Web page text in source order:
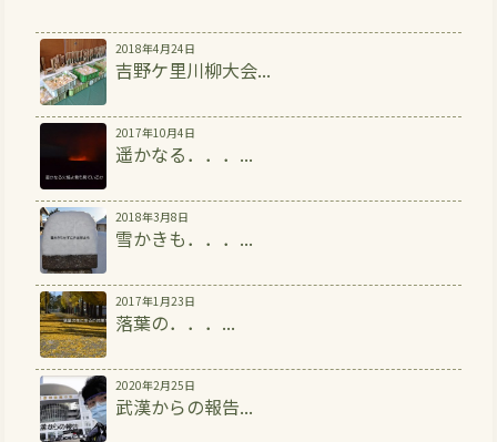
2018年4月24日
吉野ケ里川柳大会...
2017年10月4日
遥かなる．．．...
2018年3月8日
雪かきも．．．...
2017年1月23日
落葉の．．．...
2020年2月25日
武漢からの報告...